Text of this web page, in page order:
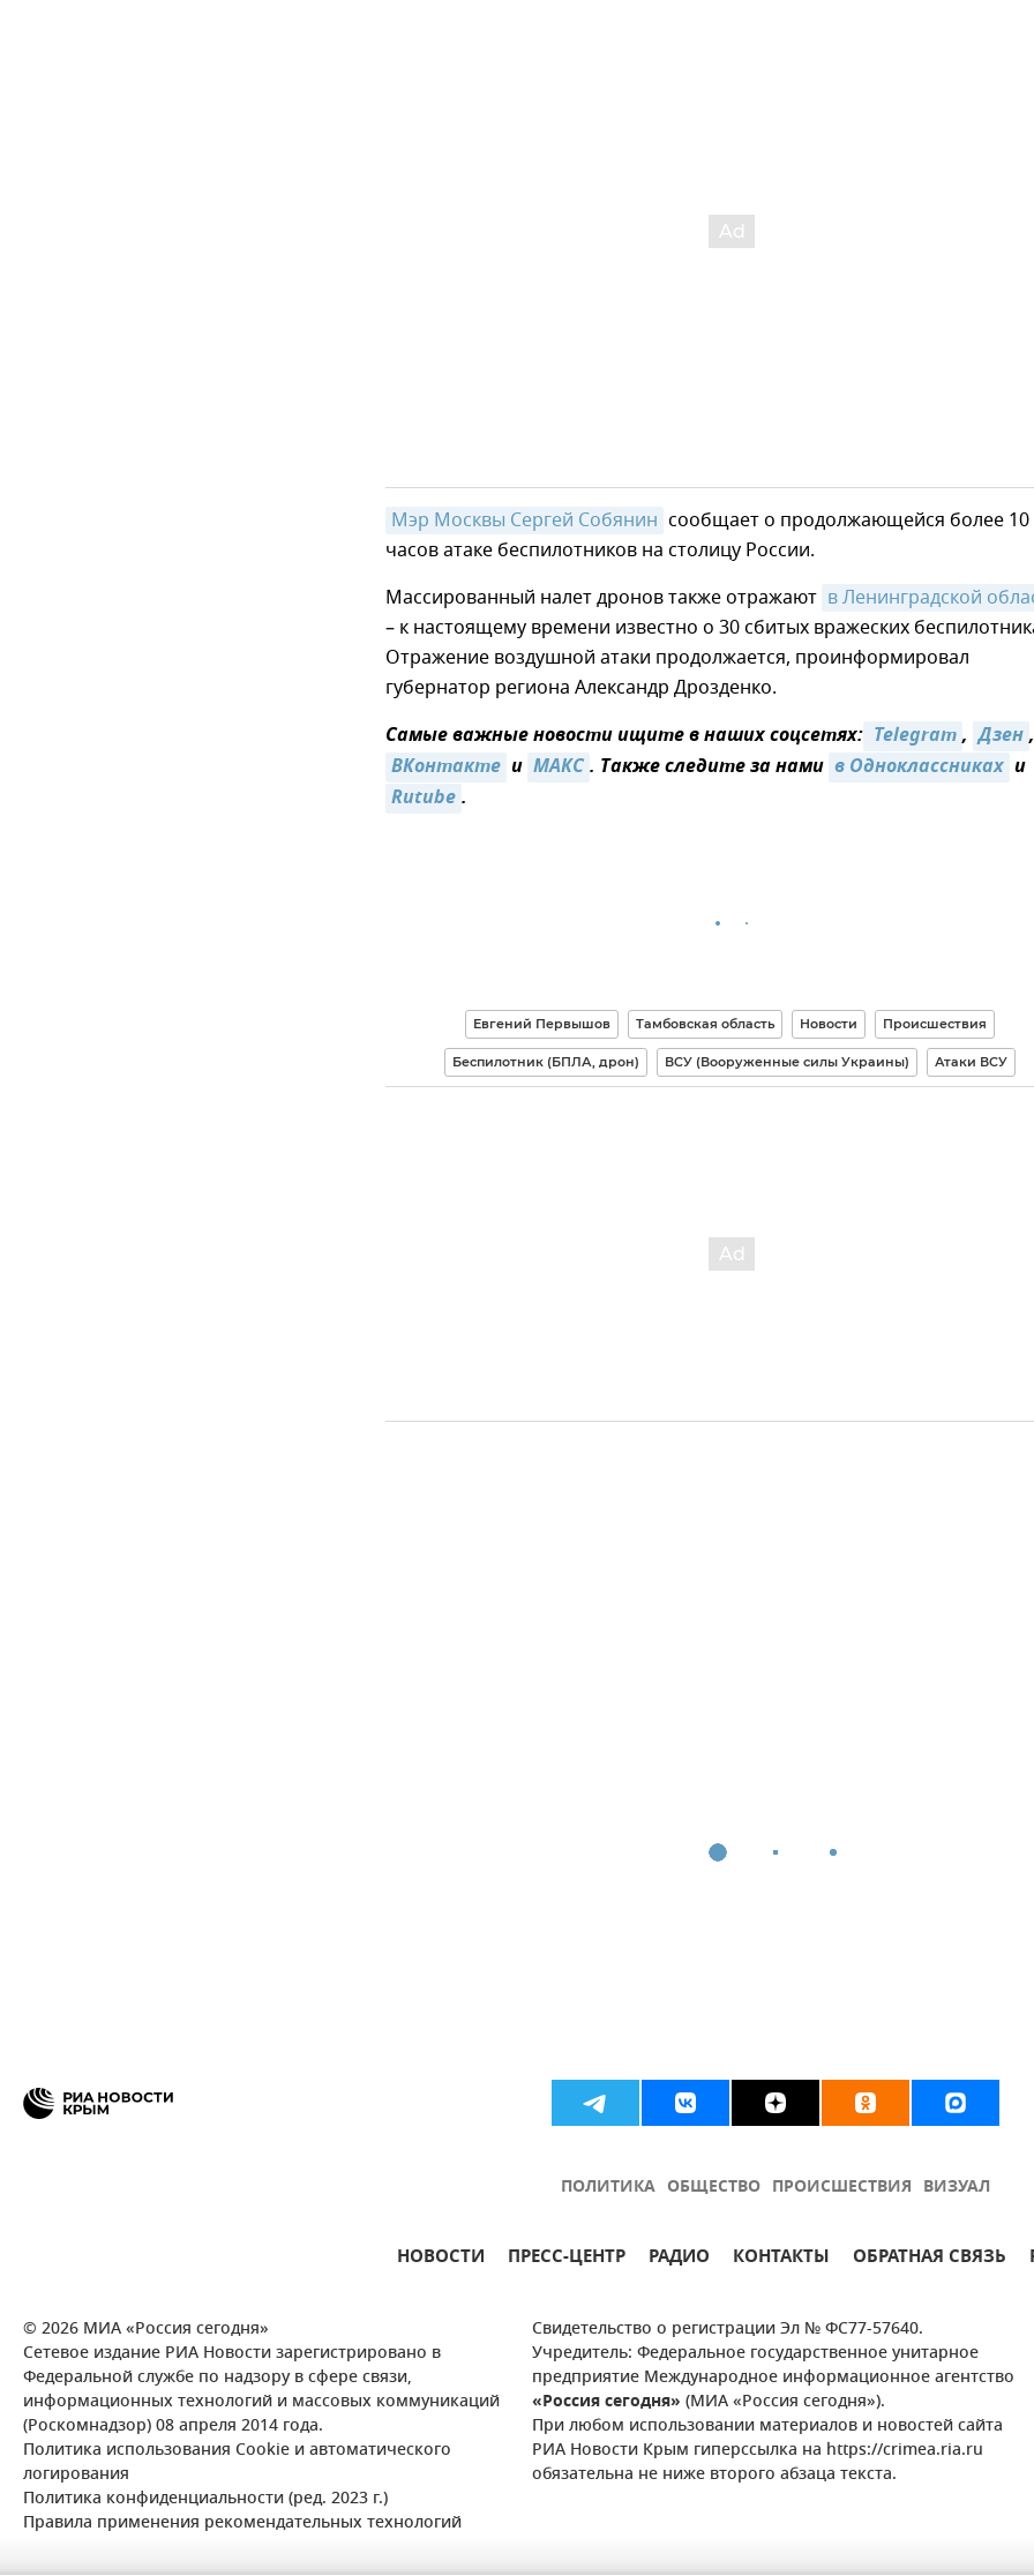
Мэр Москвы Сергей Собянин сообщает о продолжающейся более 10
часов атаке беспилотников на столицу России.
Массированный налет дронов также отражают в Ленинградской
– к настоящему времени известно о 30 сбитых вражеских
Отражение воздушной атаки продолжается, проинформировал
губернатор региона Александр Дрозденко.
Самые важные новости ищите в наших соцсетях: Telegram, Дзен,
ВКонтакте и MAКС. Также следите за нами в Одноклассниках и
Rutube.
Евгений Первышов Тамбовская область Новости Происшествия
Беспилотник (БПЛА, дрон) ВСУ (Вооруженные силы Украины) Атаки ВСУ
ПОЛИТИКА ОБЩЕСТВО ПРОИСШЕСТВИЯ ВИЗУАЛ
НОВОСТИ ПРЕСС-ЦЕНТР РАДИО КОНТАКТЫ ОБРАТНАЯ СВЯЗЬ
© 2026 МИА «Россия сегодня»
Сетевое издание РИА Новости зарегистрировано в
Федеральной службе по надзору в сфере связи,
информационных технологий и массовых коммуникаций
(Роскомнадзор) 08 апреля 2014 года.
Политика использования Cookie и автоматического
логирования
Политика конфиденциальности (ред. 2023 г.)
Правила применения рекомендательных технологий
Свидетельство о регистрации Эл № ФС77-57640.
Учредитель: Федеральное государственное унитарное
предприятие Международное информационное агентство
«Россия сегодня» (МИА «Россия сегодня»).
При любом использовании материалов и новостей сайта
РИА Новости Крым гиперссылка на https://crimea.ria.ru
обязательна не ниже второго абзаца текста.